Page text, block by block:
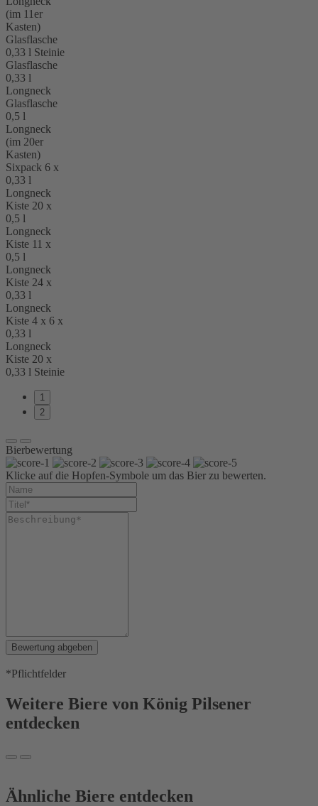
(im 11er
Kasten)
Glasflasche
0,33 l Steinie
Glasflasche
0,33 l
Longneck
Glasflasche
0,5 l
Longneck
(im 20er
Kasten)
Sixpack 6 x
0,33 l
Longneck
Kiste 20 x
0,5 l
Longneck
Kiste 11 x
0,5 l
Longneck
Kiste 24 x
0,33 l
Longneck
Kiste 4 x 6 x
0,33 l
Longneck
Kiste 20 x
0,33 l Steinie
1
2
Bierbewertung
Klicke auf die Hopfen-Symbole um das Bier zu bewerten.
Bewertung abgeben
*Pflichtfelder
Weitere Biere von König Pilsener
entdecken
Ähnliche Biere entdecken